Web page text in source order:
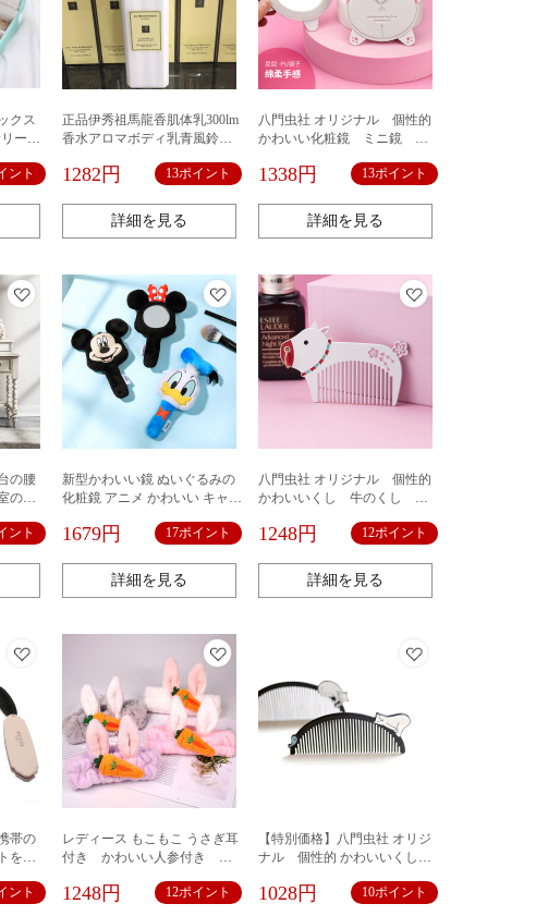
クス
ー収
ゼン
量 収
エリ
ント
正品伊秀祖馬龍香肌体乳300lm
香水アロマボディ乳青風鈴イ
1282円 13ポイント
詳細を見る
八門虫社 オリジナル 個性的
かわいい化粧鏡 ミニ鏡 携
いい
1338円 13ポイント
詳細を見る
の腰
の復
粧台
ント
新型かわいい鏡 ぬいぐるみの
化粧鏡 アニメ かわいい キャラ
1679円 17ポイント
詳細を見る
八門虫社 オリジナル 個性的
かわいいくし 牛のくし 静
1248円 12ポイント
詳細を見る
帯の
を掛
ント
レディース もこもこ うさぎ耳
付き かわいい人参付き ヘ
髪留め アニマルヘアターバン
1248円 12ポイント
【特別価格】八門虫社 オリジ
ナル 個性的 かわいいくし
猫
1028円 10ポイント